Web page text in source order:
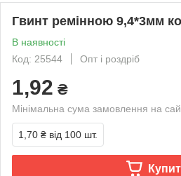
Гвинт ремінною 9,4*3мм
В наявності
Код: 25544
Опт і роздріб
1,92 ₴
Мінімальна сума замовлення на
1,70 ₴ від 100 шт.